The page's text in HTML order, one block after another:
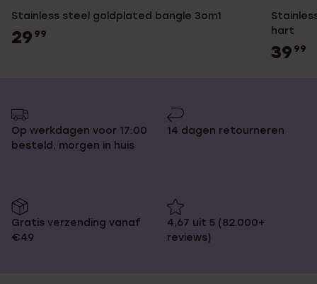
Stainless steel goldplated bangle 3om1
29 99
hart
39 99
Op werkdagen voor 17:00
besteld, morgen in huis
14 dagen retourneren
Gratis verzending vanaf
€49
4,67 uit 5 (82.000+
reviews)